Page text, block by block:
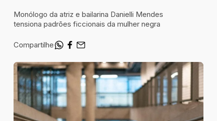
Monólogo da atriz e bailarina Danielli Mendes
tensiona padrões ficcionais da mulher negra
Compartilhe